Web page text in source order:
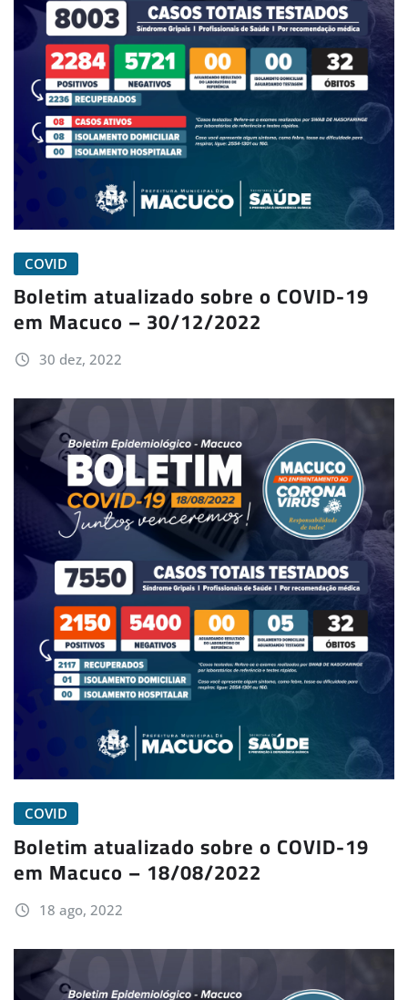
COVID
Boletim atualizado sobre o COVID-19
em Macuco – 30/12/2022
30 dez, 2022
COVID
Boletim atualizado sobre o COVID-19
em Macuco – 18/08/2022
18 ago, 2022